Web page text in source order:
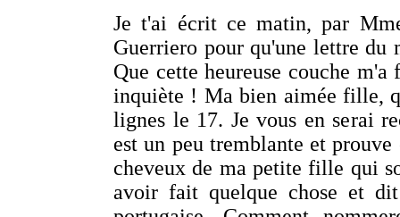
Je t'ai écrit ce matin, par
Guerriero pour qu'une lettre du
Que cette heureuse couche
inquiète ! Ma bien aimée fille,
lignes le 17. Je vous en serai
est un peu tremblante et
cheveux de ma petite fille qui
avoir fait quelque chose et